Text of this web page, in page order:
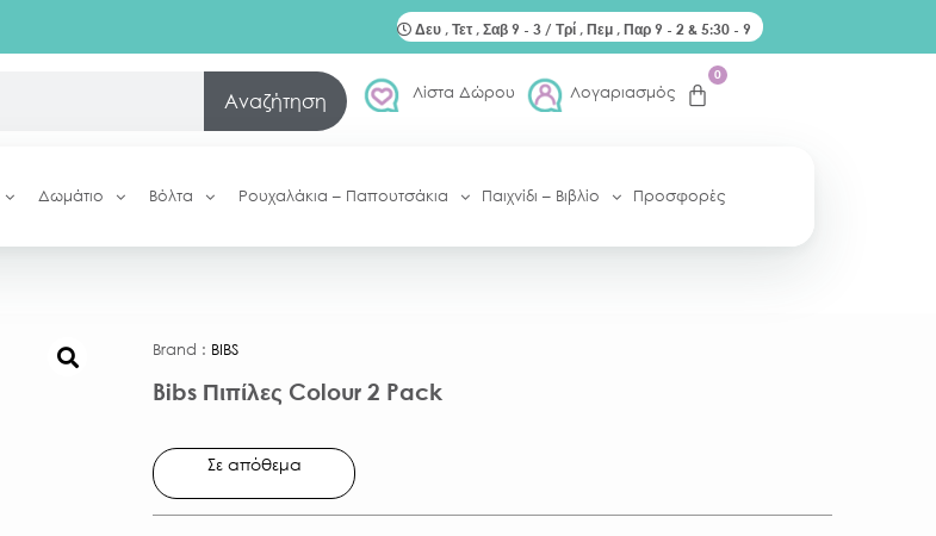
Δευ , Τετ , Σαβ 9 - 3 / Τρί , Πεμ , Παρ 9 - 2 & 5:30 - 9
Αναζήτηση Λίστα Δώρου Λογαριασμός
0
Δωμάτιο Βόλτα Ρουχαλάκια – Παπουτσάκια Παιχνίδι – Βιβλίο Προσφορές
Brand : BIBS
Bibs Πιπίλες Colour 2 Pack
Σε απόθεμα